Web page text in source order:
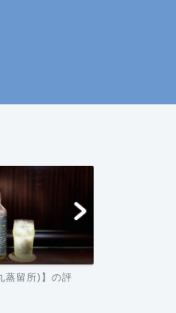
蒸留所)】の評